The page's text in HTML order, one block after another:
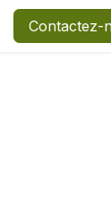
Contactez-